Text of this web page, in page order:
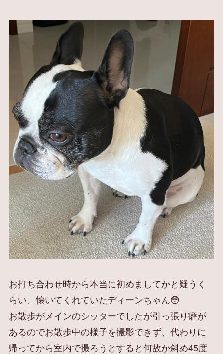
お打ち合わせ時から本当に初めましてかと疑うく
らい、懐いてくれていたディーンちゃん😳
お散歩がメインのシッターでしたが引っ張り癖が
あるのでお散歩中の様子を撮影できず、代わりに
帰ってから室内で撮ろうとすると何故か斜め45度